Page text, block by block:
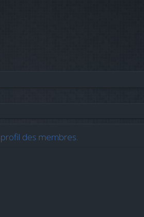
des membres.